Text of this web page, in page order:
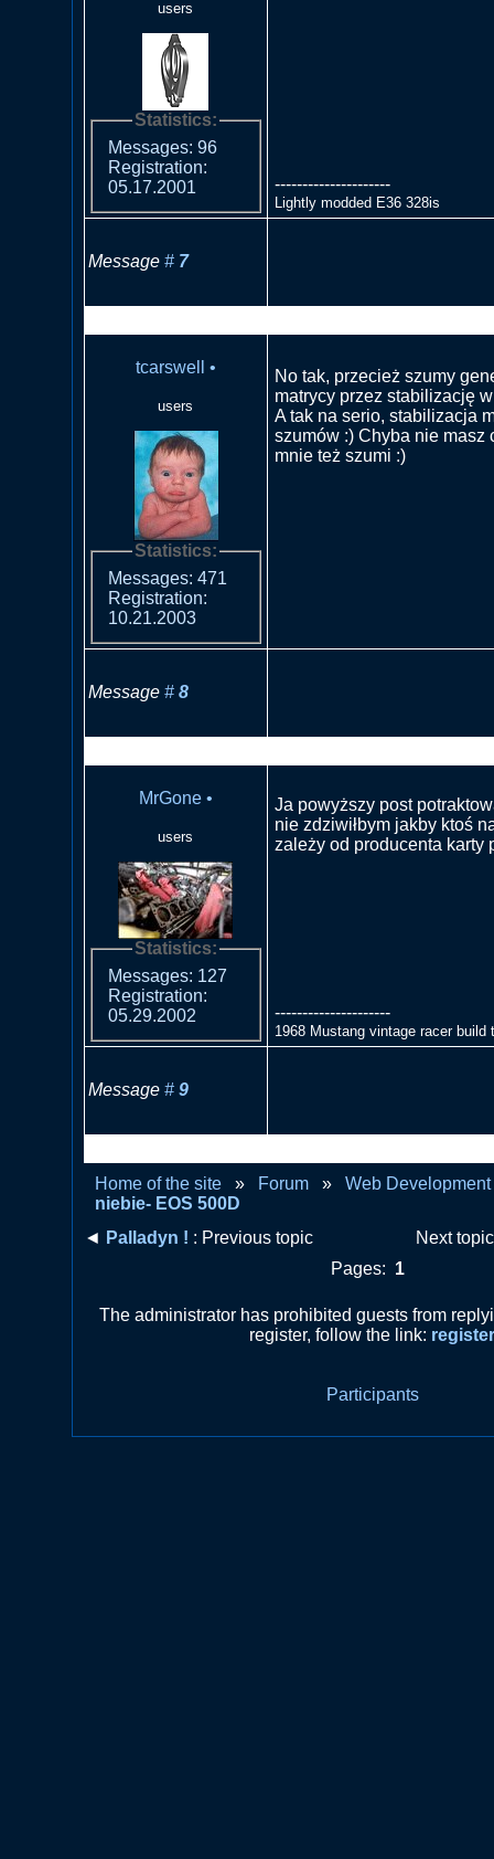
users
Statistics:
Messages: 96
Registration:
05.17.2001
---------------------
Lightly modded E36 328is
Message # 7
tcarswell •
users
Statistics:
Messages: 471
Registration:
10.21.2003
No tak, przecież szumy
matrycy przez stabilizację
A tak na serio, stabilizacja
szumów :) Chyba nie masz
mnie też szumi :)
Message # 8
MrGone •
users
Statistics:
Messages: 127
Registration:
05.29.2002
Ja powyższy post
nie zdziwiłbym jakby ktoś
zależy od producenta karty
---------------------
1968 Mustang vintage racer build
Message # 9
Home of the site
» Forum » Web Development
niebie- EOS 500D
◄ Palladyn ! : Previous topic
Next
Pages: 1
The administrator has prohibited guests from
register, follow the link:
Participants